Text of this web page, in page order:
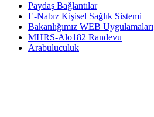
Paydaş Bağlantılar
E-Nabız Kişisel Sağlık Sistemi
Bakanlığımız WEB Uygulamaları
MHRS-Alo182 Randevu
Arabuluculuk